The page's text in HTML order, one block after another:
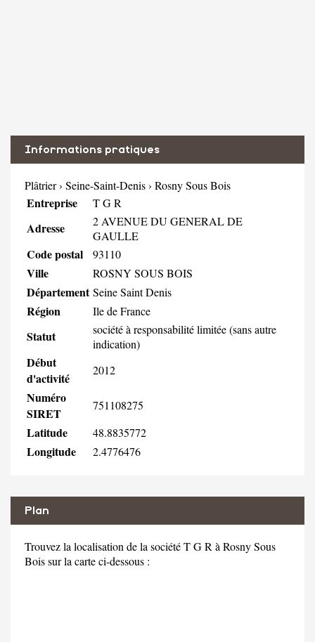
Informations pratiques
Plâtrier› Seine-Saint-Denis› Rosny Sous Bois
Entreprise T G R
Adresse
2 AVENUE DU GENERAL DE
GAULLE
Code postal 93110
Ville ROSNY SOUS BOIS
Département Seine Saint Denis
Région Ile de France
Statut
société à responsabilité limitée (sans autre
indication)
Début
d'activité
2012
Numéro
SIRET
751108275
Latitude 48.8835772
Longitude 2.4776476
Plan
Trouvez la localisation de la société T G R à Rosny Sous
Bois sur la carte ci-dessous :